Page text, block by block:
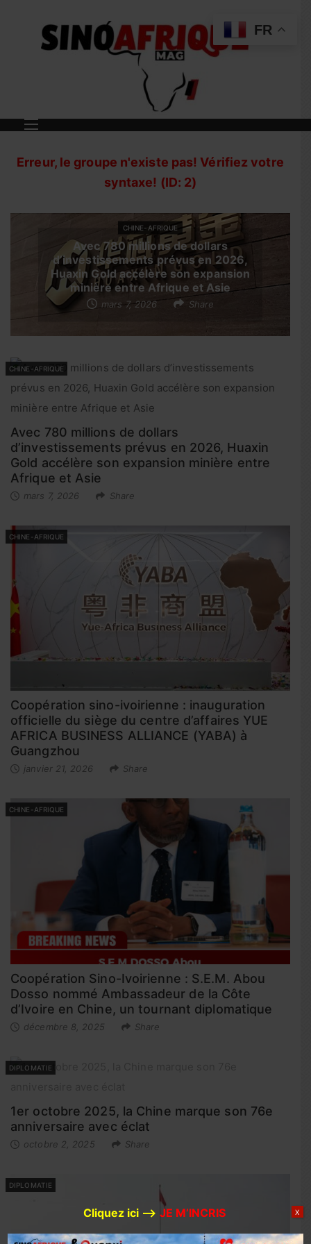
Erreur, le groupe n'existe pas! Vérifiez votre
syntaxe! (ID: 2)
CHINE-AFRIQUE
Avec 780 millions de dollars
d’investissements prévus en 2026,
Huaxin Gold accélère son expansion
minière entre Afrique et Asie
mars 7, 2026 Share
CHINE-AFRIQUE
Avec 780 millions de dollars
d’investissements prévus en 2026, Huaxin
Gold accélère son expansion minière entre
Afrique et Asie
mars 7, 2026 Share
CHINE-AFRIQUE
Coopération sino-ivoirienne : inauguration
officielle du siège du centre d’affaires YUE
AFRICA BUSINESS ALLIANCE (YABA) à
Guangzhou
janvier 21, 2026 Share
CHINE-AFRIQUE
Coopération Sino-Ivoirienne : S.E.M. Abou
Dosso nommé Ambassadeur de la Côte
d’Ivoire en Chine, un tournant diplomatique
décembre 8, 2025 Share
DIPLOMATIE
1er octobre 2025, la Chine marque son 76e
anniversaire avec éclat
octobre 2, 2025 Share
DIPLOMATIE
FR
Cliquez ici –> JE M’INCRIS X